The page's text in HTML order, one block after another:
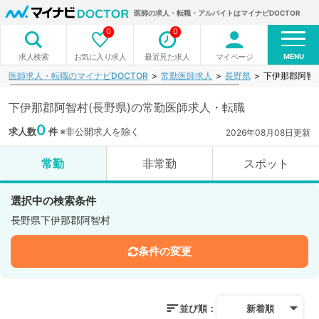
医師の求人・転職・アルバイトはマイナビDOCTOR
求人検索 お気に入り求人
0
最近見た求人
0
マイページ MENU
医師求人・転職のマイナビDOCTOR 常勤医師求人 長野県 下伊那郡阿智
下伊那郡阿智村(長野県)の常勤医師求人・転職
求人数0 件※非公開求人を除く 2026年08月08日更新
常勤 非常勤 スポット
選択中の検索条件
長野県下伊那郡阿智村
条件の変更
並び順： 新着順